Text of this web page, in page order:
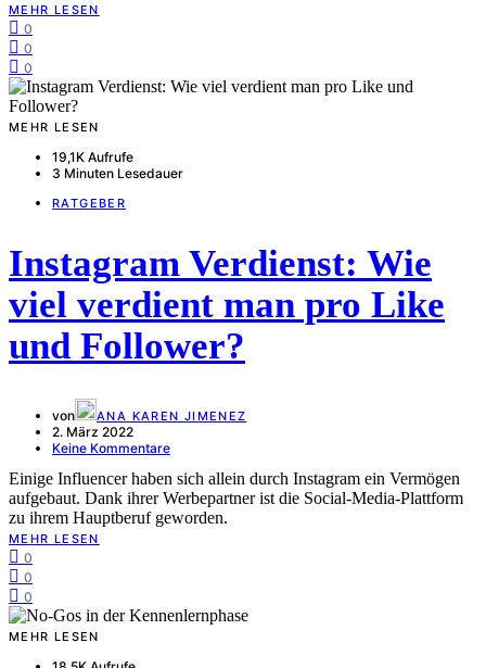
MEHR LESEN
0
0
0
MEHR LESEN
19,1K Aufrufe
3 Minuten Lesedauer
RATGEBER
Instagram Verdienst: Wie
viel verdient man pro Like
und Follower?
von ANA KAREN JIMENEZ
2. März 2022
Keine Kommentare
Einige Influencer haben sich allein durch Instagram ein Vermögen
aufgebaut. Dank ihrer Werbepartner ist die Social-Media-Plattform
zu ihrem Hauptberuf geworden.
MEHR LESEN
0
0
0
MEHR LESEN